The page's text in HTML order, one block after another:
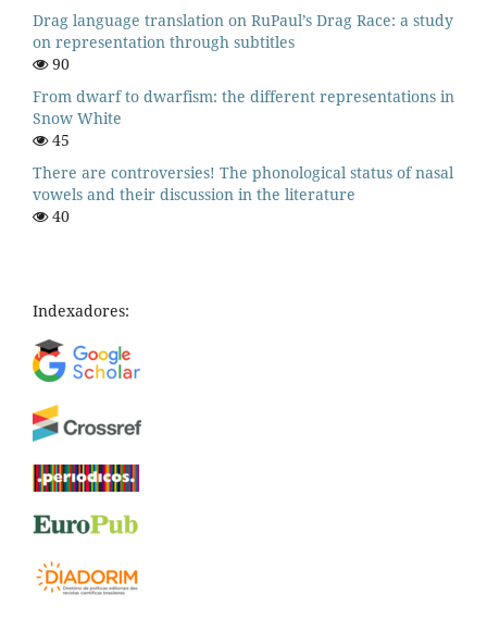
Drag language translation on RuPaul’s Drag Race: a study
on representation through subtitles
90
From dwarf to dwarfism: the different representations in
Snow White
45
There are controversies! The phonological status of nasal
vowels and their discussion in the literature
40
Indexadores: